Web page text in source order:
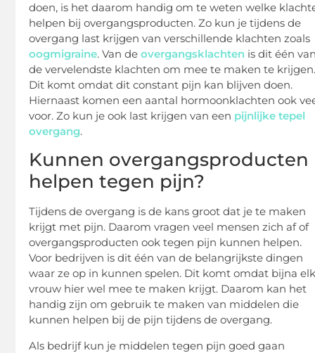
doen, is het daarom handig om te weten welke
helpen bij overgangsproducten. Zo kun je tijdens de
overgang last krijgen van verschillende klachten zoals
oogmigraine. Van deovergangsklachten is dit één
de vervelendste klachten om mee te maken te
Dit komt omdat dit constant pijn kan blijven doen.
Hiernaast komen een aantal hormoonklachten ook
voor. Zo kun je ook last krijgen van een pijnlijke tepel
overgang.
Kunnen overgangsproducten
helpen tegen pijn?
Tijdens de overgang is de kans groot dat je te maken
krijgt met pijn. Daarom vragen veel mensen zich af of
overgangsproducten ook tegen pijn kunnen helpen.
Voor bedrijven is dit één van de belangrijkste dingen
waar ze op in kunnen spelen. Dit komt omdat bijna
vrouw hier wel mee te maken krijgt. Daarom kan het
handig zijn om gebruik te maken van middelen die
kunnen helpen bij de pijn tijdens de overgang.
Als bedrijf kun je middelen tegen pijn goed gaan